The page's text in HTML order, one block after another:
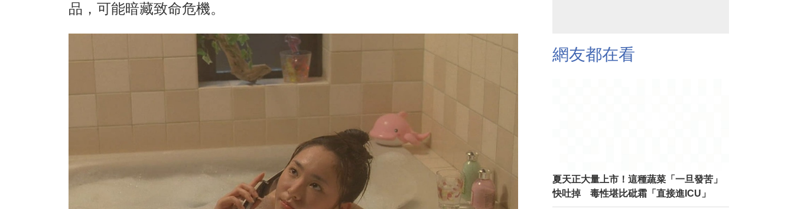
品，可能暗藏致命危機。
網友都在看
夏天正大量上市！這種蔬菜「一旦發苦」
快吐掉 毒性堪比砒霜「直接進ICU」